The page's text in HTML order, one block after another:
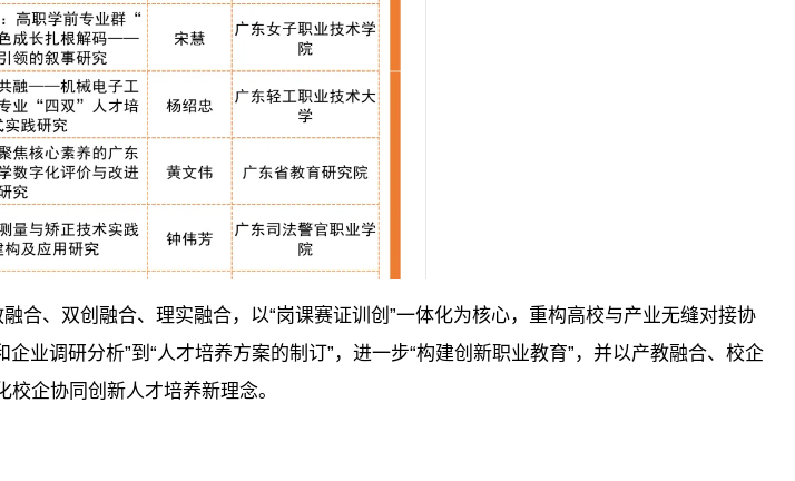
合、双创融合、理实融合，以“岗课赛证训创”一体化为核心，重构高校与产业无缝对接协
业调研分析”到“人才培养方案的制订”，进一步“构建创新职业教育”，并以产教融合、校企
企协同创新人才培养新理念。